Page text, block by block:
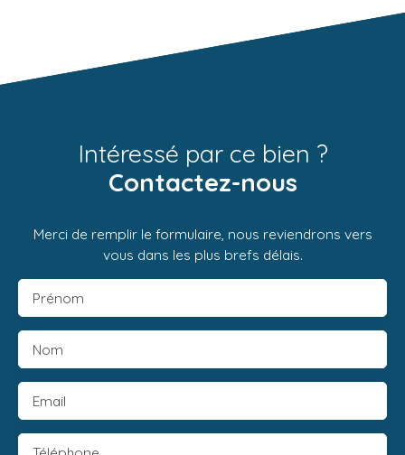
Intéressé par ce bien ?
Contactez-nous
Merci de remplir le formulaire, nous reviendrons vers
vous dans les plus brefs délais.
Prénom
Nom
Email